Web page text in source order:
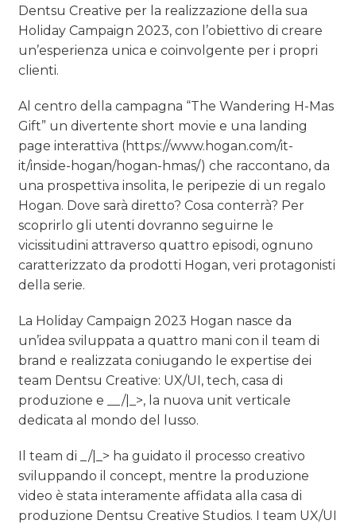
Dentsu Creative per la realizzazione della sua
Holiday Campaign 2023, con l’obiettivo di creare
un’esperienza unica e coinvolgente per i propri
clienti.
Al centro della campagna “The Wandering H-Mas
Gift” un divertente short movie e una landing
page interattiva (https://www.hogan.com/it-
it/inside-hogan/hogan-hmas/) che raccontano, da
una prospettiva insolita, le peripezie di un regalo
Hogan. Dove sarà diretto? Cosa conterrà? Per
scoprirlo gli utenti dovranno seguirne le
vicissitudini attraverso quattro episodi, ognuno
caratterizzato da prodotti Hogan, veri protagonisti
della serie.
La Holiday Campaign 2023 Hogan nasce da
un’idea sviluppata a quattro mani con il team di
brand e realizzata coniugando le expertise dei
team Dentsu Creative: UX/UI, tech, casa di
produzione e __/|_>, la nuova unit verticale
dedicata al mondo del lusso.
Il team di _/|_> ha guidato il processo creativo
sviluppando il concept, mentre la produzione
video è stata interamente affidata alla casa di
produzione Dentsu Creative Studios. I team UX/UI